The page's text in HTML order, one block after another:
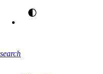
search